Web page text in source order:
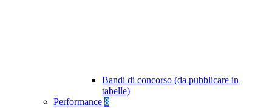
Bandi di concorso (da pubblicare in
tabelle)
Performance 8